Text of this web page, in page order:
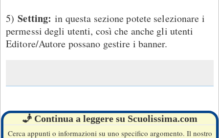
5) Setting: in questa sezione potete selezionare i
permessi degli utenti, così che anche gli utenti
Editore/Autore possano gestire i banner.
🧞 Continua a leggere su Scuolissima.com
Cerca appunti o informazioni su uno specifico argomento. Il nostro